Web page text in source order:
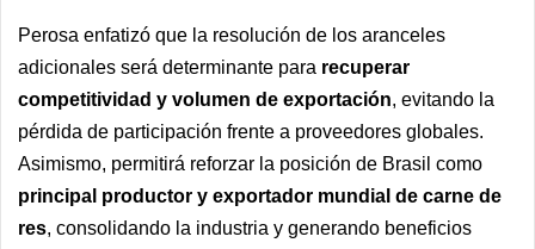
Perosa enfatizó que la resolución de los aranceles
adicionales será determinante para recuperar
competitividad y volumen de exportación, evitando la
pérdida de participación frente a proveedores globales.
Asimismo, permitirá reforzar la posición de Brasil como
principal productor y exportador mundial de carne de
res, consolidando la industria y generando beneficios